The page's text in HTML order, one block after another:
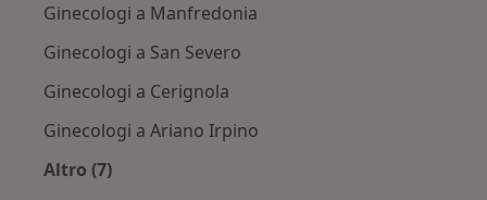
Ginecologi a Manfredonia
Ginecologi a San Severo
Ginecologi a Cerignola
Ginecologi a Ariano Irpino
Altro (7)